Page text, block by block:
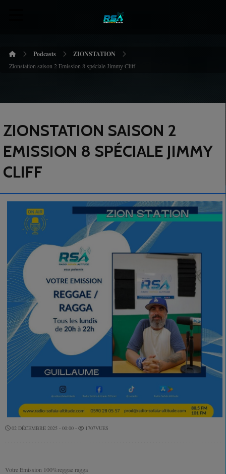
Podcasts ZIONSTATION
Zionstation saison 2 Emission 8 spéciale Jimmy Cliff
ZIONSTATION SAISON 2
EMISSION 8 SPÉCIALE JIMMY
CLIFF
02 DÉCEMBRE 2025 - 00:00 - 1707VUES
Votre Emission 100%reggae ragga